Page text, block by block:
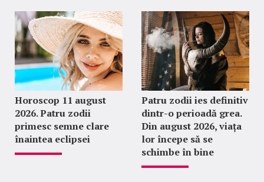
Horoscop 11 august
2026. Patru zodii
primesc semne clare
înaintea eclipsei
Patru zodii ies definitiv
dintr-o perioadă grea.
Din august 2026, viața
lor începe să se
schimbe în bine